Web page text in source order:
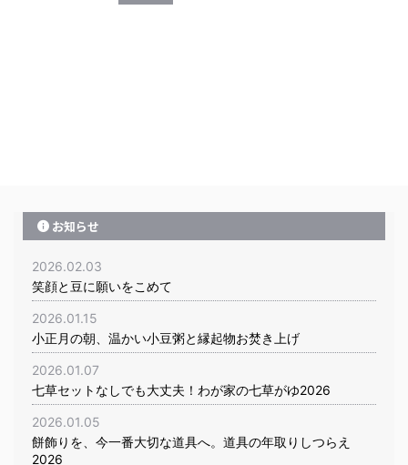
お知らせ
2026.02.03
笑顔と豆に願いをこめて
2026.01.15
小正月の朝、温かい小豆粥と縁起物お焚き上げ
2026.01.07
七草セットなしでも大丈夫！わが家の七草がゆ2026
2026.01.05
餅飾りを、今一番大切な道具へ。道具の年取りしつらえ
2026